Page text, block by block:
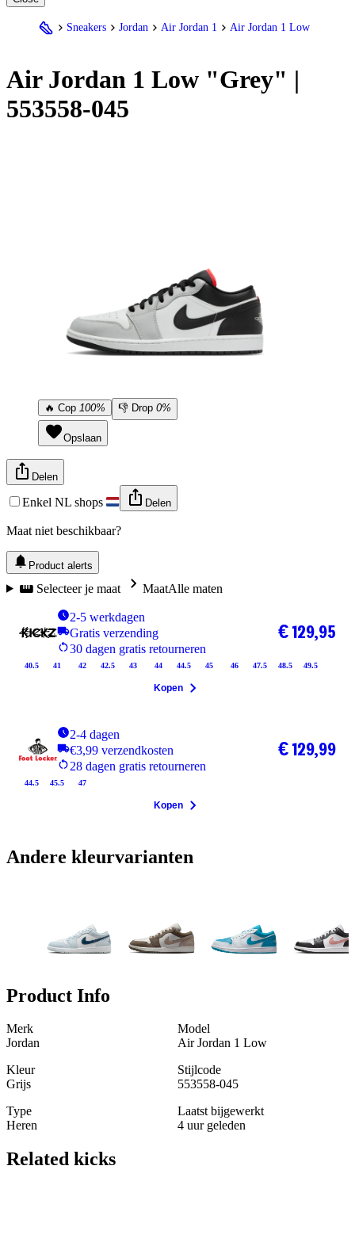
Sneakers Jordan Air Jordan 1 Air Jordan 1 Low
Air Jordan 1 Low "Grey" |
553558-045
🔥 Cop 100% 👎 Drop 0%
Opslaan
Delen
Enkel NL shops Delen
Maat niet beschikbaar?
Product alerts
Selecteer je maat MaatAlle maten
2-5 werkdagen
Gratis verzending
30 dagen gratis retourneren
40.5 41 42 42.5 43 44 44.5 45 46 47.5 48.5 49.5
€ 129,95
Kopen
2-4 dagen
€3,99 verzendkosten
28 dagen gratis retourneren
44.5 45.5 47
€ 129,99
Kopen
Andere kleurvarianten
Product Info
Merk
Jordan
Model
Air Jordan 1 Low
Kleur
Grijs
Stijlcode
553558-045
Type
Heren
Laatst bijgewerkt
4 uur geleden
Related kicks